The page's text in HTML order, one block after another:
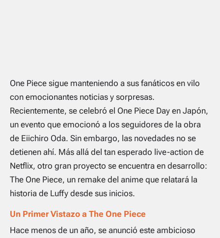
One Piece sigue manteniendo a sus fanáticos en vilo
con emocionantes noticias y sorpresas.
Recientemente, se celebró el One Piece Day en Japón,
un evento que emocionó a los seguidores de la obra
de Eiichiro Oda. Sin embargo, las novedades no se
detienen ahí. Más allá del tan esperado live-action de
Netflix, otro gran proyecto se encuentra en desarrollo:
The One Piece, un remake del anime que relatará la
historia de Luffy desde sus inicios.
Un Primer Vistazo a The One Piece
Hace menos de un año, se anunció este ambicioso